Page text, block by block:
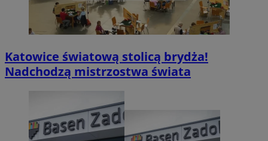
Katowice światową stolicą brydża!
Nadchodzą mistrzostwa świata